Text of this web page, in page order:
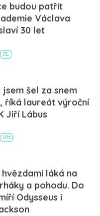
budou patřit
Václava
30 let
ZL
jsem šel za snem
říká laureát výroční
Jiří Lábus
UH
láká na
a pohodu. Do
Odysseus i